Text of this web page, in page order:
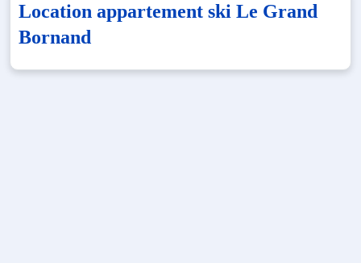
Location appartement ski Le Grand
Bornand